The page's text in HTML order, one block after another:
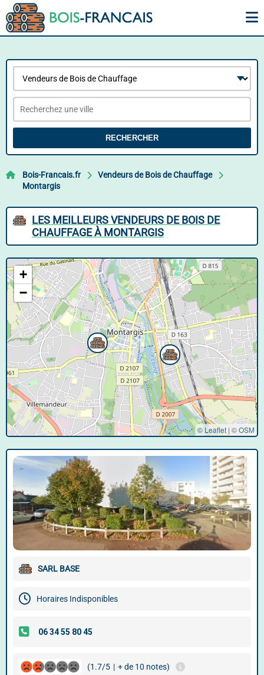
RECHERCHER
Bois-Francais.fr
Vendeurs de Bois de Chauffage
Montargis
LES MEILLEURS VENDEURS DE BOIS DE
CHAUFFAGE À MONTARGIS
+
−
© Leaflet | ©OSM
SARL BASE
Horaires Indisponibles
(1.7/5 | + de 10 notes)